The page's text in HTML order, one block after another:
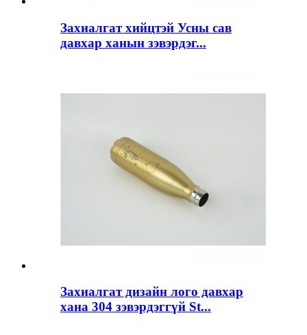
Захиалгат хийцтэй Усны сав
давхар ханын зэвэрдэг...
Захиалгат дизайн лого давхар
хана 304 зэвэрдэггүй St...